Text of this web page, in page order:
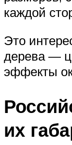
каждой
Это
дерева —
эффекты
их